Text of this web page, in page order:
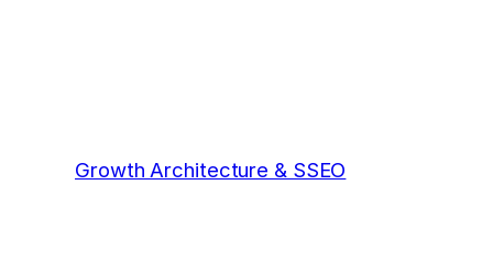
Growth Architecture & SSEO